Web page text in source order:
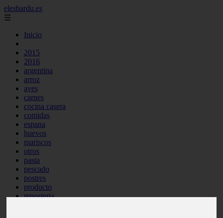
elesbardu.es
☰
Inicio
2015
2016
argentina
arroz
aves
carnes
cocina casera
comidas
espana
huevos
mariscos
otros
pasta
pescado
postres
producto
reposteria